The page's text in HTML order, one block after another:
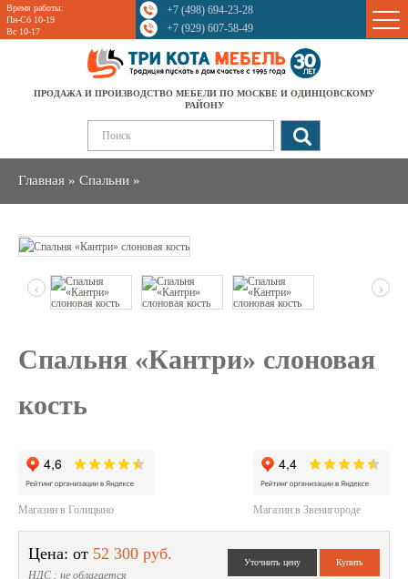
Время работы:
Пн-Сб 10-19
Вс 10-17
+7 (498) 694-23-28
+7 (929) 607-58-49
ПРОДАЖА И ПРОИЗВОДСТВО МЕБЕЛИ ПО МОСКВЕ И ОДИНЦОВСКОМУ
РАЙОНУ
Главная » Спальни »
Sale
‹ ›
Спальня «Кантри» слоновая
кость
Магазин в Голицыно Магазин в Звенигороде
Цена: от 52 300 руб.
НДС : не облагается